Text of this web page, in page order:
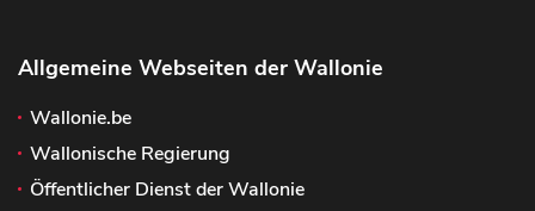
Allgemeine Webseiten der Wallonie
Wallonie.be
Wallonische Regierung
Öffentlicher Dienst der Wallonie